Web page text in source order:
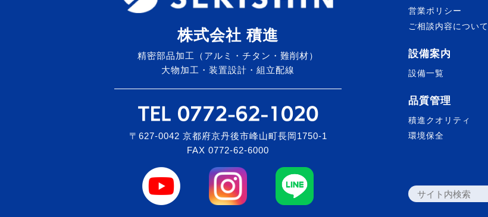
株式会社 積進
精密部品加工（アルミ・チタン・難削材）
大物加工・装置設計・組立配線
〒627-0042 京都府京丹後市峰山町長岡1750-1
FAX 0772-62-6000
営業ポリシー
ご相談内容について
設備案内
設備一覧
品質管理
積進クオリティ
環境保全